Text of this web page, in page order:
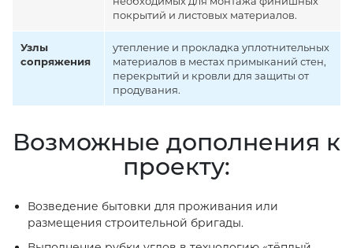
покрытий и листовых материалов.
Узлы
сопряжения
утепление и прокладка уплотнительных
материалов в местах примыканий стен,
перекрытий и кровли для защиты от
продувания.
Возможные дополнения к
проекту:
Возведение бытовки для проживания или
размещения строительной бригады.